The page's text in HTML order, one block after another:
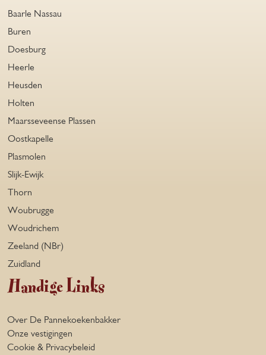
Baarle Nassau
Buren
Doesburg
Heerle
Heusden
Holten
Maarsseveense Plassen
Oostkapelle
Plasmolen
Slijk-Ewijk
Thorn
Woubrugge
Woudrichem
Zeeland (NBr)
Zuidland
Handige Links
Over De Pannekoekenbakker
Onze vestigingen
Cookie & Privacybeleid